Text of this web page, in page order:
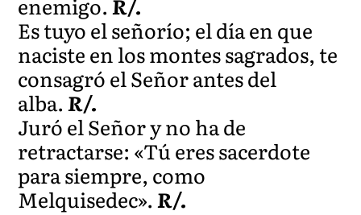
enemigo.R/.
Es tuyo el señorío; el día en que
naciste en los montes sagrados, te
consagró el Señor antes del
alba.R/.
Juró el Señor y no ha de
retractarse: «Tú eres sacerdote
para siempre, como
Melquisedec».R/.